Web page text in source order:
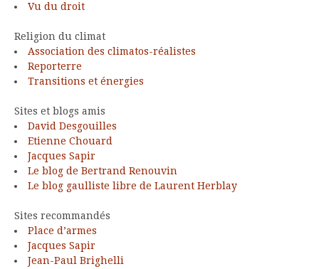
Vu du droit
Religion du climat
Association des climatos-réalistes
Reporterre
Transitions et énergies
Sites et blogs amis
David Desgouilles
Etienne Chouard
Jacques Sapir
Le blog de Bertrand Renouvin
Le blog gaulliste libre de Laurent Herblay
Sites recommandés
Place d’armes
Jacques Sapir
Jean-Paul Brighelli